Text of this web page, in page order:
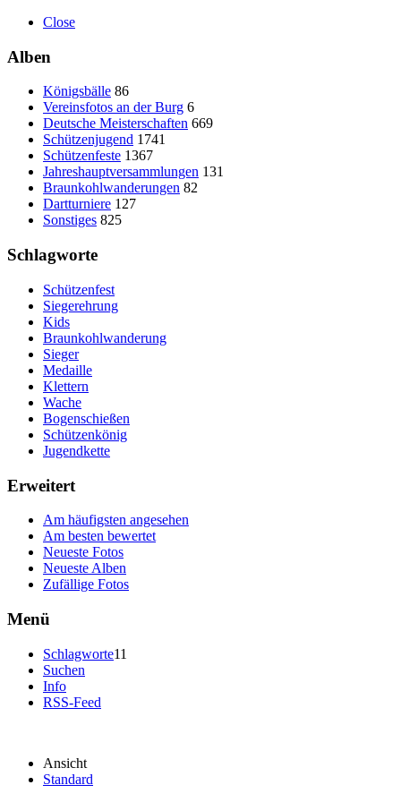
Close
Alben
Königsbälle 86
Vereinsfotos an der Burg 6
Deutsche Meisterschaften 669
Schützenjugend 1741
Schützenfeste 1367
Jahreshauptversammlungen 131
Braunkohlwanderungen 82
Dartturniere 127
Sonstiges 825
Schlagworte
Schützenfest
Siegerehrung
Kids
Braunkohlwanderung
Sieger
Medaille
Klettern
Wache
Bogenschießen
Schützenkönig
Jugendkette
Erweitert
Am häufigsten angesehen
Am besten bewertet
Neueste Fotos
Neueste Alben
Zufällige Fotos
Menü
Schlagworte11
Suchen
Info
RSS-Feed
Ansicht
Standard